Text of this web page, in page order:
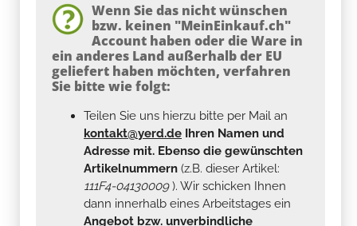
Wenn Sie das nicht wünschen
bzw. keinen "MeinEinkauf.ch"
Account haben oder die Ware in
ein anderes Land außerhalb der EU
geliefert haben möchten, verfahren
Sie bitte wie folgt:
Teilen Sie uns hierzu bitte per Mail an
kontakt@yerd.de Ihren Namen und
Adresse mit. Ebenso die gewünschten
Artikelnummern (z.B. dieser Artikel:
111F4-04130009). Wir schicken Ihnen
dann innerhalb eines Arbeitstages ein
Angebot bzw. unverbindliche